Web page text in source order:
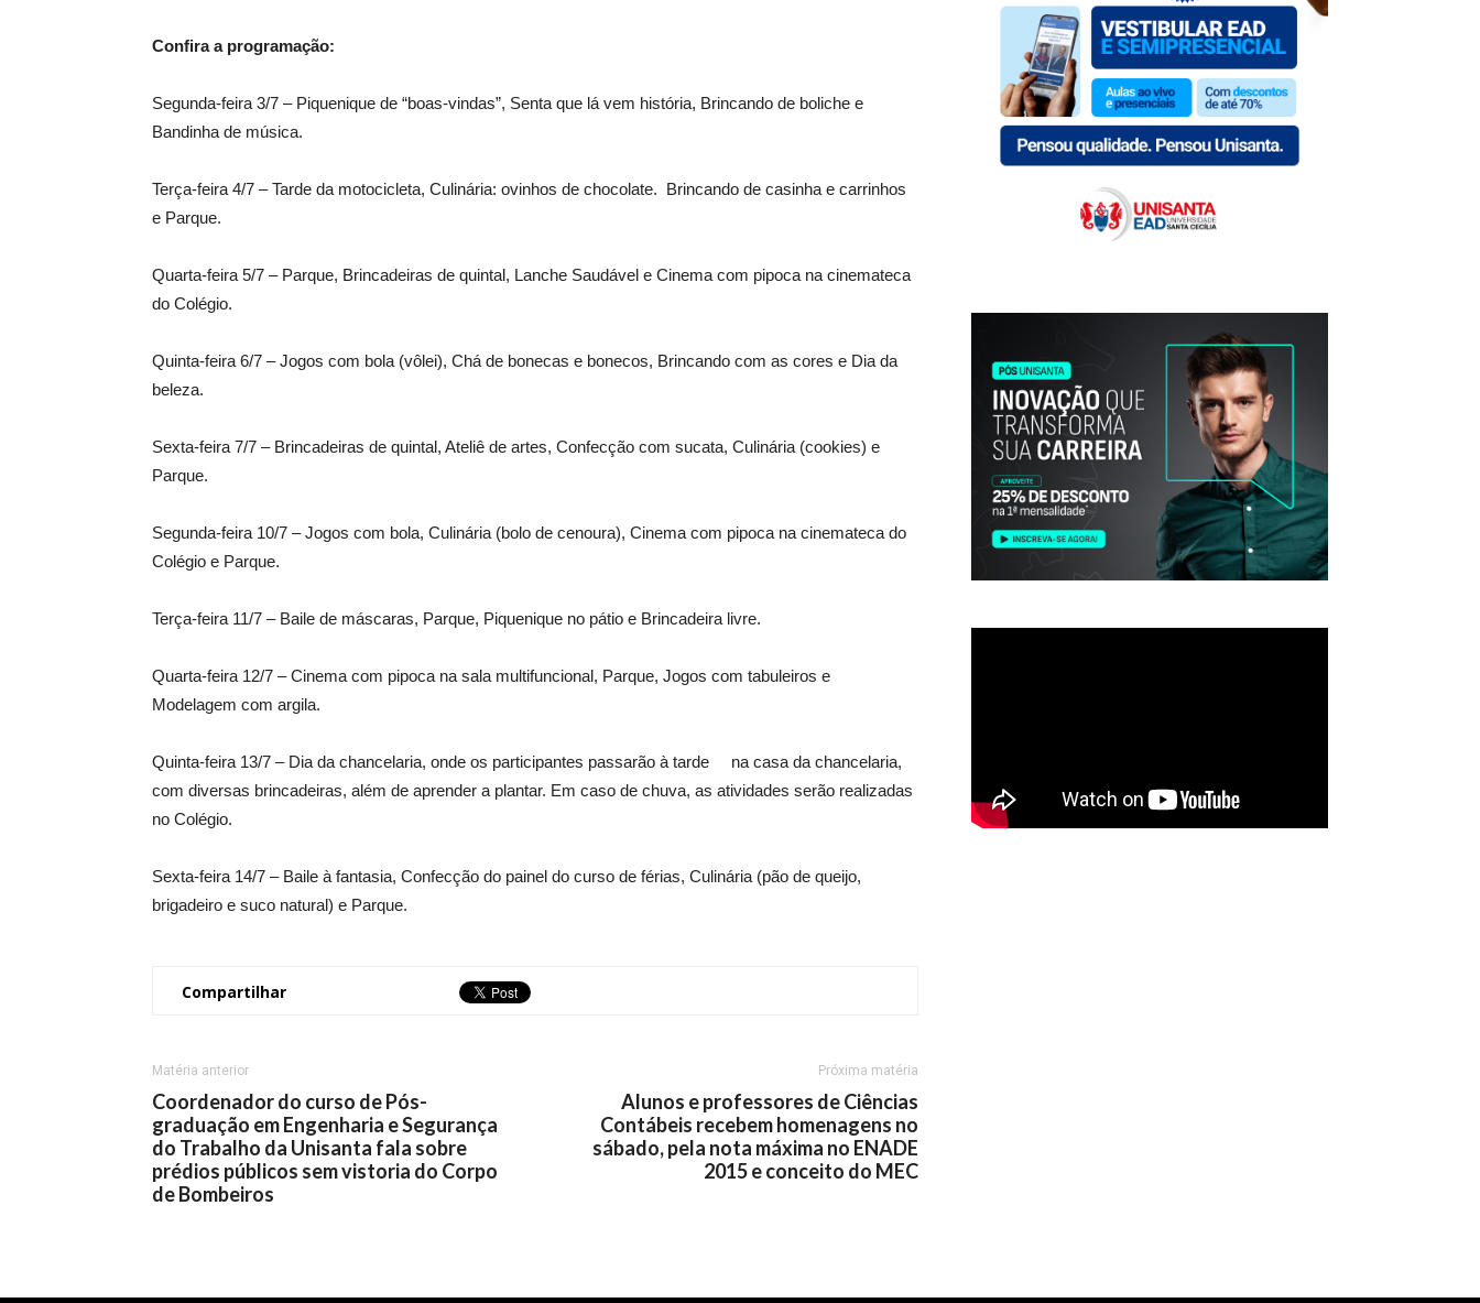
Confira a programação:
Segunda-feira 3/7 – Piquenique de “boas-vindas”, Senta que lá vem história, Brincando de boliche e
Bandinha de música.
Terça-feira 4/7 – Tarde da motocicleta, Culinária: ovinhos de chocolate. Brincando de casinha e carrinhos
e Parque.
Quarta-feira 5/7 – Parque, Brincadeiras de quintal, Lanche Saudável e Cinema com pipoca na cinemateca
do Colégio.
Quinta-feira 6/7 – Jogos com bola (vôlei), Chá de bonecas e bonecos, Brincando com as cores e Dia da
beleza.
Sexta-feira 7/7 – Brincadeiras de quintal, Ateliê de artes, Confecção com sucata, Culinária (cookies) e
Parque.
Segunda-feira 10/7 – Jogos com bola, Culinária (bolo de cenoura), Cinema com pipoca na cinemateca do
Colégio e Parque.
Terça-feira 11/7 – Baile de máscaras, Parque, Piquenique no pátio e Brincadeira livre.
Quarta-feira 12/7 – Cinema com pipoca na sala multifuncional, Parque, Jogos com tabuleiros e
Modelagem com argila.
Quinta-feira 13/7 – Dia da chancelaria, onde os participantes passarão à tarde na casa da chancelaria,
com diversas brincadeiras, além de aprender a plantar. Em caso de chuva, as atividades serão realizadas
no Colégio.
Sexta-feira 14/7 – Baile à fantasia, Confecção do painel do curso de férias, Culinária (pão de queijo,
brigadeiro e suco natural) e Parque.
Compartilhar
Matéria anterior
Coordenador do curso de Pós-
graduação em Engenharia e Segurança
do Trabalho da Unisanta fala sobre
prédios públicos sem vistoria do Corpo
de Bombeiros
Próxima matéria
Alunos e professores de Ciências
Contábeis recebem homenagens no
sábado, pela nota máxima no ENADE
2015 e conceito do MEC